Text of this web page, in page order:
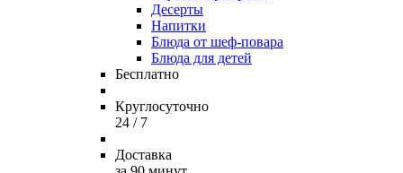
Десерты
Напитки
Блюда от шеф-повара
Блюда для детей
Бесплатно
Круглосуточно
24 / 7
Доставка